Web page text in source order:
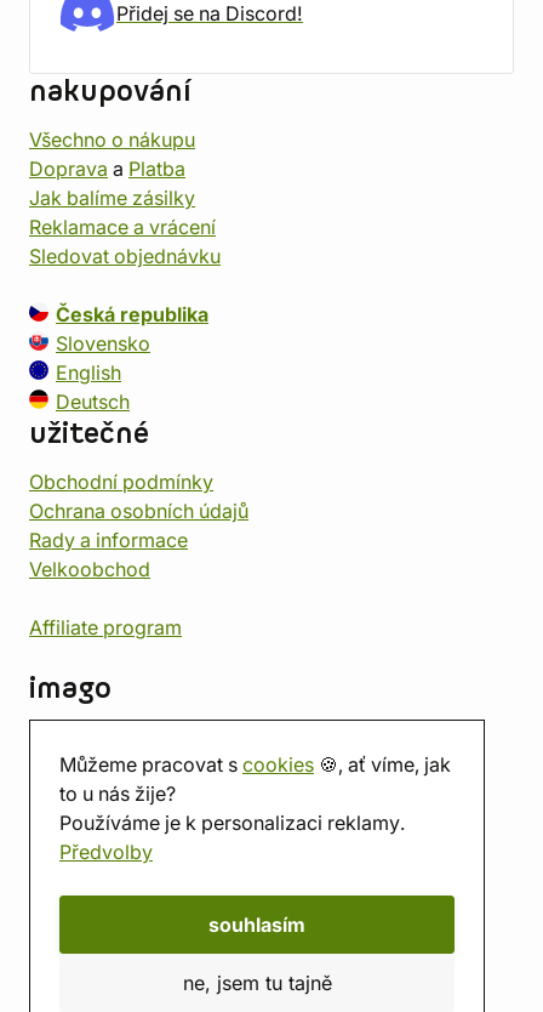
Můžeme pracovat s cookies 🍪, ať víme, jak
to u nás žije?
Používáme je k personalizaci reklamy.
Předvolby
souhlasím
ne, jsem tu tajně
Přidej se na Discord!
nakupování
Všechno o nákupu
Doprava a Platba
Jak balíme zásilky
Reklamace a vrácení
Sledovat objednávku
Česká republika
Slovensko
English
Deutsch
užitečné
Obchodní podmínky
Ochrana osobních údajů
Rady a informace
Velkoobchod
Affiliate program
imago
Prodejna
Herna
O nás
Hodnocení obchodu